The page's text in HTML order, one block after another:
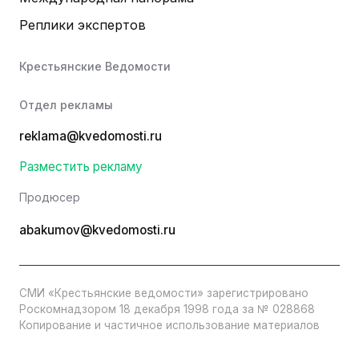
Реплики экспертов
Крестьянские Ведомости
Отдел рекламы
reklama@kvedomosti.ru
Разместить рекламу
Продюсер
abakumov@kvedomosti.ru
СМИ «Крестьянские ведомости» зарегистрировано
Роскомнадзором 18 декабря 1998 года за № 028868
Копирование и частичное использование материалов